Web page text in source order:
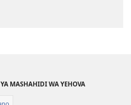
MASHAHIDI WA YEHOVA